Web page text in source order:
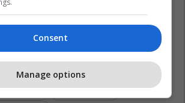
Ne Kosove
Glauk Konjufca
Consent
Manage options